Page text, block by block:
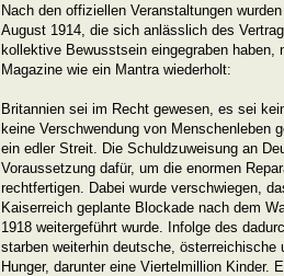
Nach den offiziellen Veranstaltungen
August 1914, die sich anlässlich des
kollektive Bewusstsein eingegraben haben,
Magazine wie ein Mantra wiederholt:
Britannien sei im Recht gewesen, es sei
keine Verschwendung von Menschenleben
ein edler Streit. Die Schuldzuweisung an
Voraussetzung dafür, um die enormen
rechtfertigen. Dabei wurde verschwiegen,
Kaiserreich geplante Blockade nach dem
1918 weitergeführt wurde. Infolge des
starben weiterhin deutsche, österreichische
Hunger, darunter eine Viertelmillion Kinder.